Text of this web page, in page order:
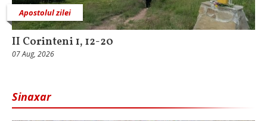
Apostolul zilei
II Corinteni 1, 12-20
07 Aug, 2026
Sinaxar